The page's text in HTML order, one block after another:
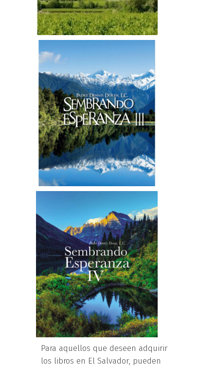
Para aquellos que deseen adquirir
los libros en El Salvador, pueden